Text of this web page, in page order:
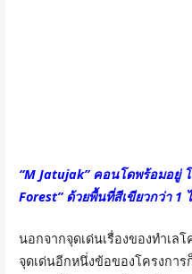
“M Jatujak” คอนโดพร้อมอยู่
Forest” ด้วยพื้นที่สีเขียวกว่า 1
นอกจากจุดเด่นเรื่องของทำเล
จุดเด่นอีกหนึ่งข้อของโครงการ